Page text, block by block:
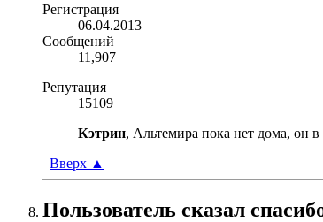
Регистрация
06.04.2013
Сообщений
11,907
Репутация
15109
Кэтрин, Альтемира пока нет дома, он
Вверх ▲
Пользователь сказал